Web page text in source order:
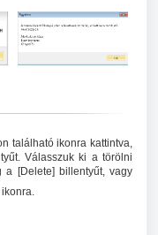
található ikonra kattintva,
Válasszuk ki a törölni
a [Delete] billentyűt, vagy
ikonra.